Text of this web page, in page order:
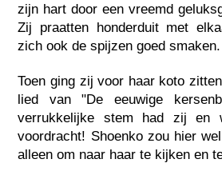
zijn hart door een vreemd
Zij praatten honderduit met
zich ook de spijzen goed smaken.
Toen ging zij voor haar koto
lied van "De eeuwige
verrukkelijke stem had zij en
voordracht! Shoenko zou hier
alleen om naar haar te kijken en